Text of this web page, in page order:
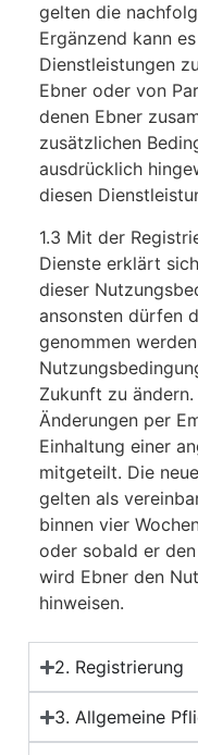
gelten die
Ergänzend kann
Dienstleistungen
Ebner oder von
denen Ebner
zusätzlichen
ausdrücklich
diesen
1.3 Mit der
Dienste erklärt
dieser
ansonsten dürfen
genommen
Zukunft zu
Änderungen per
Einhaltung einer
mitgeteilt. Die
gelten als
binnen vier
oder sobald er
wird Ebner den
hinweisen.
2. Registrierung
3. Allgemeine